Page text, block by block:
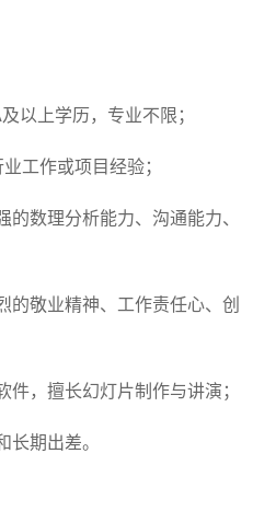
以上学历，专业不限；
工作或项目经验；
的数理分析能力、沟通能力、
的敬业精神、工作责任心、创
件，擅长幻灯片制作与讲演；
长期出差。